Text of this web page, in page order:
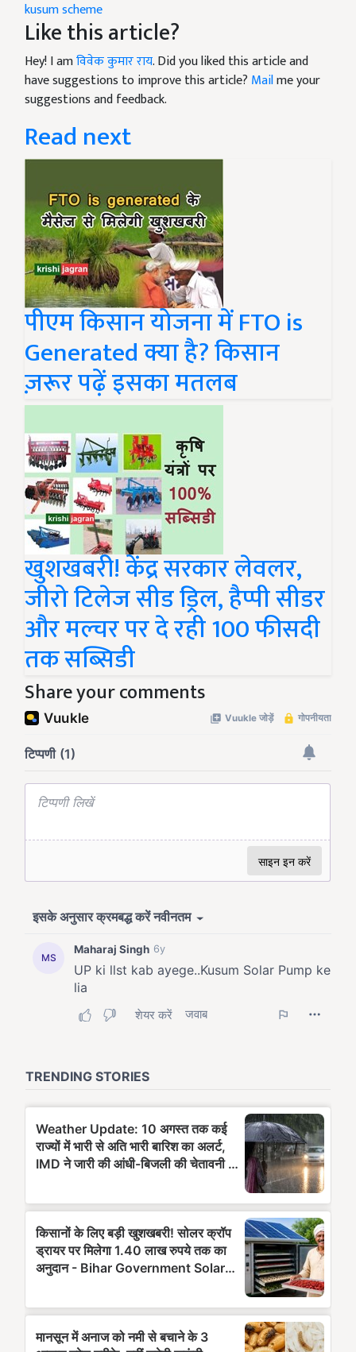
kusum scheme
Like this article?
Hey! I amविवेक कुमार राय. Did you liked this article and
have suggestions to improve this article? Mailme your
suggestions and feedback.
Read next
पीएम किसान योजना में FTO is
Generated क्या है? किसान
ज़रूर पढ़ें इसका मतलब
खुशखबरी! केंद्र सरकार लेवलर,
जीरो टिलेज सीड ड्रिल, हैप्पी सीडर
और मल्चर पर दे रही 100 फीसदी
तक सब्सिडी
Share your comments